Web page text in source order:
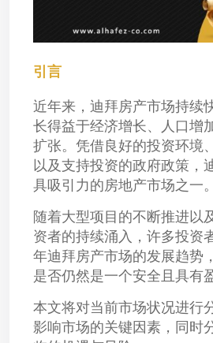
引言
近年来，迪拜房产市场持续
长得益于经济增长、人口增
扩张。凭借良好的投资环境
以及支持投资的政府政策，
具吸引力的房地产市场之一。
随着大型项目的不断推进以
资者的持续涌入，许多投资
年迪拜房产市场的发展趋势
是否仍然是一个安全且具有
本文将对当前市场状况进行
影响市场的关键因素，同时